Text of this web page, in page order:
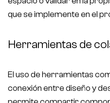
que se implemente en el
Herramientas de
El uso de herramientas
conexión entre diseño y